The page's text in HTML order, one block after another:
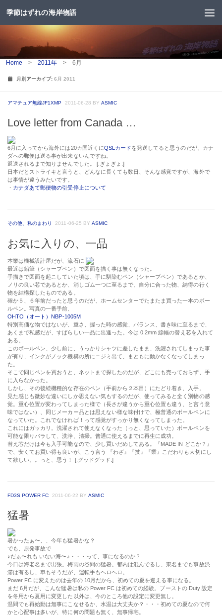
コンテンツへスキップ
季節はずれの海岸物語
Home > 2011年 > 6月
月別アーカイブ:6月 2011
アマチュア無線JF1XMP 2011-06-28 BYASMIC
Love letter from Canada …
6月に入ってから海外には20カ国近くにQSLカードを発送してると思うのだが、カナ
ダへの郵便は送る事が出来ないんですね。
返送されるまで知りませんでした。 [:ぎょぎょ:]
日本だとストライキと言うと、どんなに長くても数日、そんな感覚ですが、海外で
は事情が違うみたいです。
・ カナダあて郵便物の引受停止について
その他、私のまわり 2011-06-25 BY ASMIC
お気に入りの、一品
本業は機械設計屋だが、流石に
最近は鉛筆（シャープペン）で図面を描く事は無くなった。
手描きで図面を起こしていた頃は、手に馴染むペン（シャープペン）であるとか、
ノリの良い芯であるとか、消しゴム一つに至るまで、自分に合った物、納得の行く
物を結構探したものである。
確か５、６年前だったと思うのだが、ホームセンターでたまたま買った一本のボー
ルペン。写真の一番手前、
OHTO（オート）NBP-1005M
特別高価な物ではないが、重さ、握った時の感覚、バランス、書き味に至るまで、
あくまで私感だが、すばらしい一品に出逢った。今は 0.2mm 線幅の替え芯を入れて
ある。
このボールペン、少し前に、うっかりシャツに差したまま、洗濯されてしまった事
が有り、インクがノック機構の所にニジミ出て、まともに動かなくなってしまっ
た。
そこで同じペンを買おうと、ネットまで探したのだが、どこにも売っておらず、手
に入らなかった。
しかし、その後続機種的な存在のペン（手前から２本目）にたどり着き、入手。
見た感じも微妙な違いにしか思えない気もするのだが、使ってみると全く別物の感
覚。重心位置が変わってしまった様で（長さが違うから重心位置も違う、と言う意
味ではない）、同じメーカー品とは思えない様な味付けで、極普通のボールペンに
なっていた。これでなければ！って感覚がすっかり無くなってしまった。
これにはガッカリ。洗濯されて使えなくなった（っと、思っていた）ボールペンを
可能な限りバラして、洗浄、清掃。普通に使えるまでに再生に成功。
替え芯だけは今も入手可能なので、少し買いだめしてある。『MADE IN どこか？』
で、安くてお買い得も良いが、こう言う 『わざ』『技』『業』こだわりも大切にし
て欲しい。。っと、思う！ [:グッドグッド:]
FD3S POWER FC 2011-06-22 BYASMIC
猛暑
暑かったぁ〜、、今年も猛暑かな？
でも、原発事故で
♪だぁ〜れも いない海〜♪・・・って、事になるのか？
今日は海老名まで出張。梅雨の谷間の猛暑。都内は混んでるし、東名までも事故渋
滞は有るし、車もそうだが、運転手もヘロヘロ。
Power FC に変えたのは去年の 10月だから、初めての夏を迎える事になる。
まだ 6月だが、こんな猛暑は私の Power FC は初めての経験。ブーストの Duty 設定
を冬用から夏用に変更した以外は、今のところ他の設定に変更無し。
温間でも再始動は無事にこなせるか、水温は大丈夫か？・・・初めての夏なので何
かと心配事は多いが、特に何の問題も無く、無事帰宅。